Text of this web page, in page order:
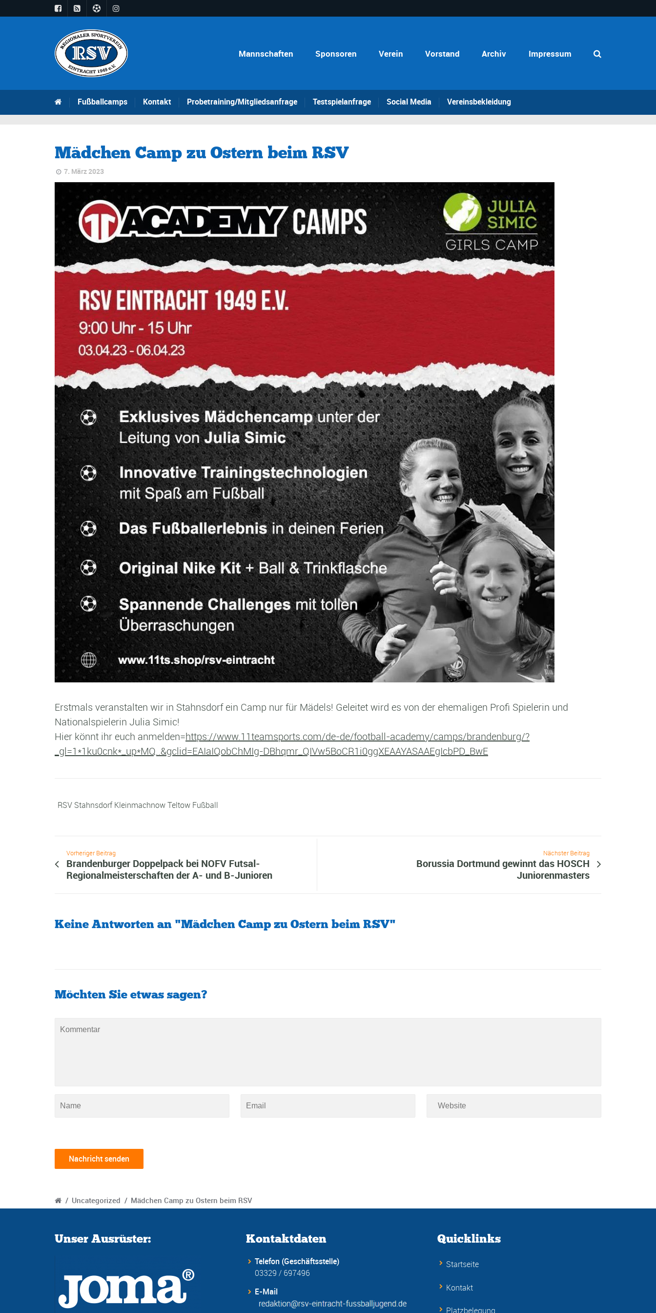
Mannschaften Sponsoren Verein Vorstand Archiv Impressum
Fußballcamps Kontakt Probetraining/Mitgliedsanfrage Testspielanfrage Social Media Vereinsbekleidung
Mädchen Camp zu Ostern beim RSV
7. März 2023
Erstmals veranstalten wir in Stahnsdorf ein Camp nur für Mädels! Geleitet wird es von der ehemaligen Profi Spielerin und
Nationalspielerin Julia Simic!
Hier könnt ihr euch anmelden=https://www.11teamsports.com/de-de/football-academy/camps/brandenburg/?
_gl=1*1ku0cnk*_up*MQ..&gclid=EAIaIQobChMIg-DBhqmr_QIVw5BoCR1i0ggXEAAYASAAEgIcbPD_BwE
RSV Stahnsdorf Kleinmachnow Teltow Fußball
Vorheriger Beitrag
Brandenburger Doppelpack bei NOFV Futsal-
Regionalmeisterschaften der A- und B-Junioren
Nächster Beitrag
Borussia Dortmund gewinnt das HOSCH
Juniorenmasters
Keine Antworten an "Mädchen Camp zu Ostern beim RSV"
Möchten Sie etwas sagen?
/ Uncategorized / Mädchen Camp zu Ostern beim RSV
Unser Ausrüster: Kontaktdaten
Telefon (Geschäftsstelle)
03329 / 697496
E-Mail
Quicklinks
Startseite
Kontakt
Platzbelegung